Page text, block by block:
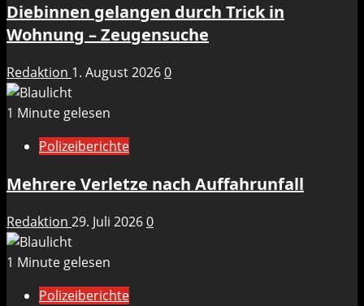
Diebinnen gelangen durch Trick in
Wohnung – Zeugensuche
Redaktion 1. August 20260
1 Minute gelesen
Polizeiberichte
Mehrere Verletze nach Auffahrunfall
Redaktion 29. Juli 20260
1 Minute gelesen
Polizeiberichte